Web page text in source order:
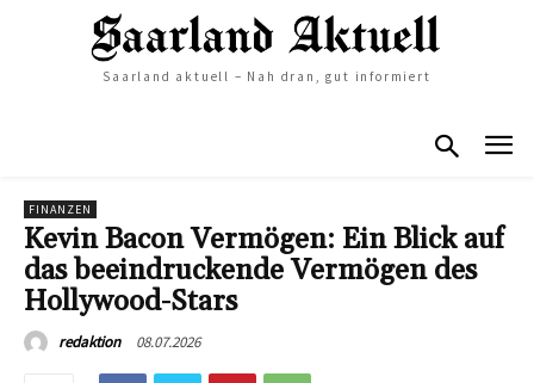
Saarland aktuell – Nah dran, gut informiert
FINANZEN
Kevin Bacon Vermögen: Ein Blick auf
das beeindruckende Vermögen des
Hollywood-Stars
redaktion 08.07.2026